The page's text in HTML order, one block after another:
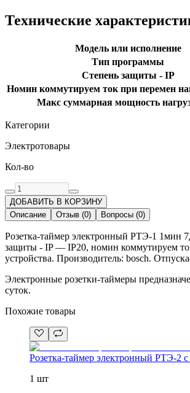
Технические
Модель или исполнение
Тип программы
Степень защиты - IP
Номин коммутируем ток при перемен
Макс суммарная мощность
Категории
Электротовары
Кол-во
ДОБАВИТЬ В КОРЗИНУ
Описание
Отзыв (0) Вопросы (0)
Розетка-таймер электронный РТЭ-1 1мин
защиты - IP — IP20, номин коммутируем
устройства. Производитель: bosch.
Электронные розетки-таймеры
суток.
Похожие товары
Розетка-таймер электронный РТЭ-2
1 шт